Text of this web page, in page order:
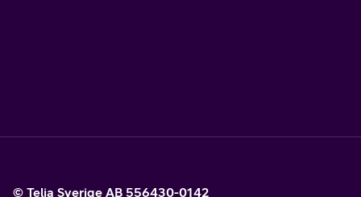
© Telia Sverige AB 556430-0142